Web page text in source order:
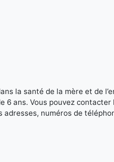
la santé de la mère et de
ans. Vous pouvez contacter
numéros de